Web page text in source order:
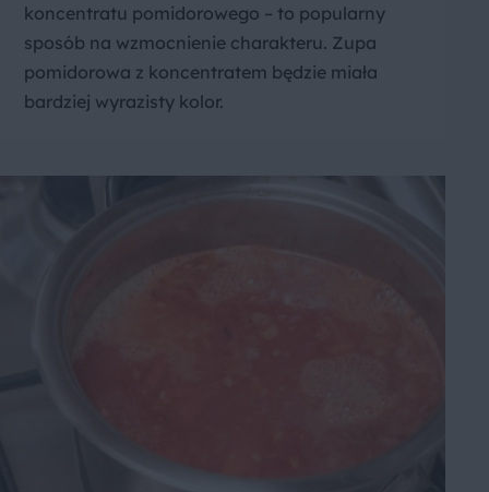
koncentratu pomidorowego – to popularny
sposób na wzmocnienie charakteru. Zupa
pomidorowa z koncentratem będzie miała
bardziej wyrazisty kolor.